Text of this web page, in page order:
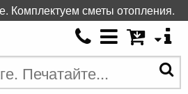
Комплектуем сметы отопления.